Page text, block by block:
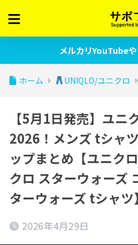
メルカリYouTubeや
ホーム UNIQLO/ユニクロ
【5月1日発売】ユニ
2026！メンズ tシャ
ップまとめ【ユニク
クロ スターウォーズ
ターウォーズ tシャツ】
2026年4月29日